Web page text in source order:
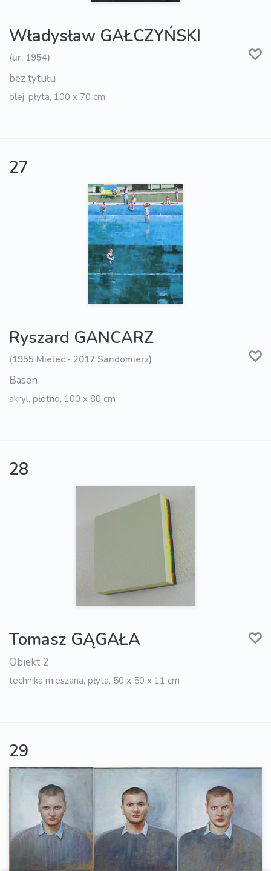
Władysław GAŁCZYŃSKI
(ur. 1954)
bez tytułu
olej, płyta, 100 x 70 cm
27
Ryszard GANCARZ
(1955 Mielec - 2017 Sandomierz)
Basen
akryl, płótno, 100 x 80 cm
28
Tomasz GĄGAŁA
Obiekt 2
technika mieszana, płyta, 50 x 50 x 11 cm
29